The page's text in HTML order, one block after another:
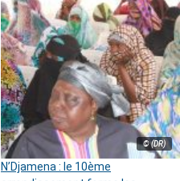
© (DR)
N’Djamena : le 10ème